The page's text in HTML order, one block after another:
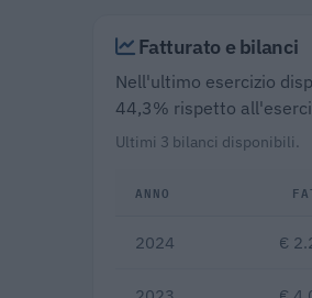
Fatturato e bilanci
Nell'ultimo esercizio
44,3% rispetto
Ultimi 3 bilanci disponibili.
ANNO
2024 €